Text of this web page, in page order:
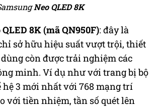
Neo QLED 8K
8K (mã QN950F): đây là
sở hữu hiệu suất vượt trội, thiết
còn được trải nghiệm các
minh. Ví dụ như với trang bị bộ
hệ 3 mới nhất với 768 mạng trí
với tiền nhiệm, tần số quét lên